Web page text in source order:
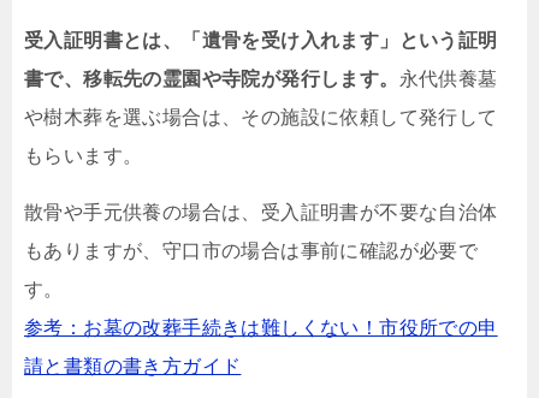
受入証明書とは、「遺骨を受け入れます」という証明
書で、移転先の霊園や寺院が発行します。 永代供養墓
や樹木葬を選ぶ場合は、その施設に依頼して発行して
もらいます。
散骨や手元供養の場合は、受入証明書が不要な自治体
もありますが、守口市の場合は事前に確認が必要で
す。
参考：お墓の改葬手続きは難しくない！市役所での申
請と書類の書き方ガイド